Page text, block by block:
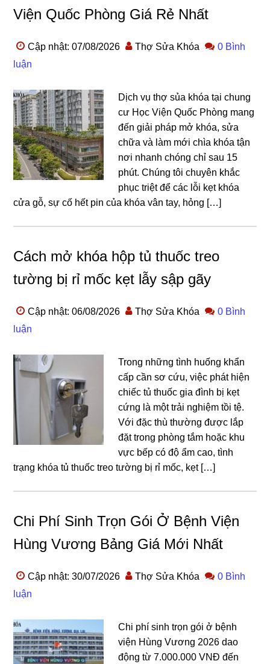
Viện Quốc Phòng Giá Rẻ Nhất
Cập nhật: 07/08/2026 Thợ Sửa Khóa
0 Bình
luận
Dịch vụ thợ sủa khóa tại chung
cư Học Viện Quốc Phòng mang
đến giải pháp mở khóa, sửa
chữa và làm mới chìa khóa tận
nơi nhanh chóng chỉ sau 15
phút. Chúng tôi chuyên khắc
phục triệt để các lỗi kẹt khóa
cửa gỗ, sự cố hết pin của khóa vân tay, hỏng […]
Cách mở khóa hộp tủ thuốc treo
tường bị rỉ mốc kẹt lẫy sập gãy
Cập nhật: 06/08/2026 Thợ Sửa Khóa
0 Bình
luận
Trong những tình huống khẩn
cấp cần sơ cứu, việc phát hiện
chiếc tủ thuốc gia đình bị kẹt
cứng là một trải nghiệm tồi tệ.
Với đặc thù thường được lắp
đặt trong phòng tắm hoặc khu
vực bếp có độ ẩm cao, tình
trạng khóa tủ thuốc treo tường bị rỉ mốc, kẹt […]
Chi Phí Sinh Trọn Gói Ở Bệnh Viện
Hùng Vương Bảng Giá Mới Nhất
Cập nhật: 30/07/2026 Thợ Sửa Khóa
0 Bình
luận
Chi phí sinh trọn gói ở bệnh
viện Hùng Vương 2026 dao
động từ 7.000.000 VNĐ đến